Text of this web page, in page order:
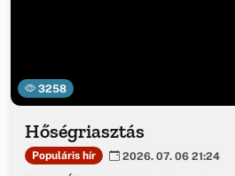
3258
Hőségriasztás
Populáris hír 2026. 07. 06 21:24